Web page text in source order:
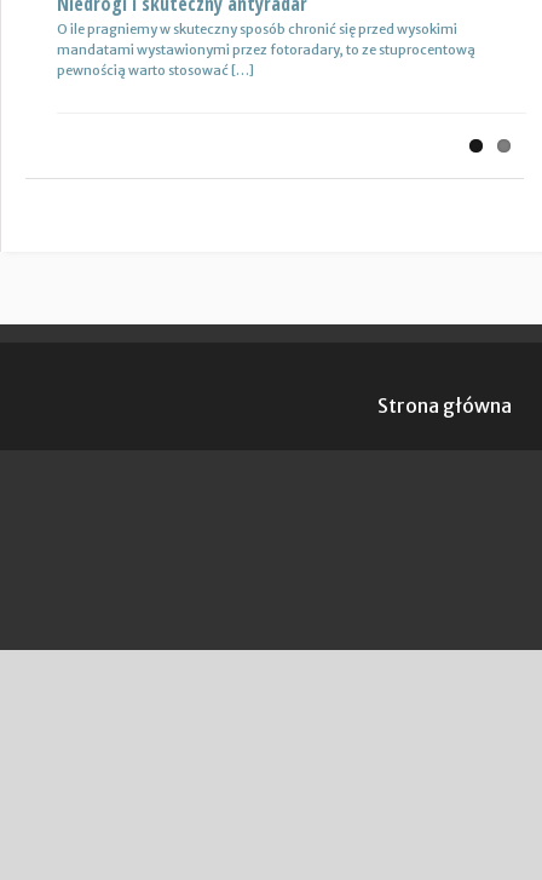
O ile pragniemy w skuteczny sposób chronić się przed wysokimi
mandatami wystawionymi przez fotoradary, to ze stuprocentową
pewnością warto stosować […]
Drewutnia z palet na działkę
Wiele osób zastanawia się, jaki rodzaj drewutni ogrodowej sprawdzi
się najlepiej w sytuacji bezpiecznego przechowywania na przykład
Strona główna